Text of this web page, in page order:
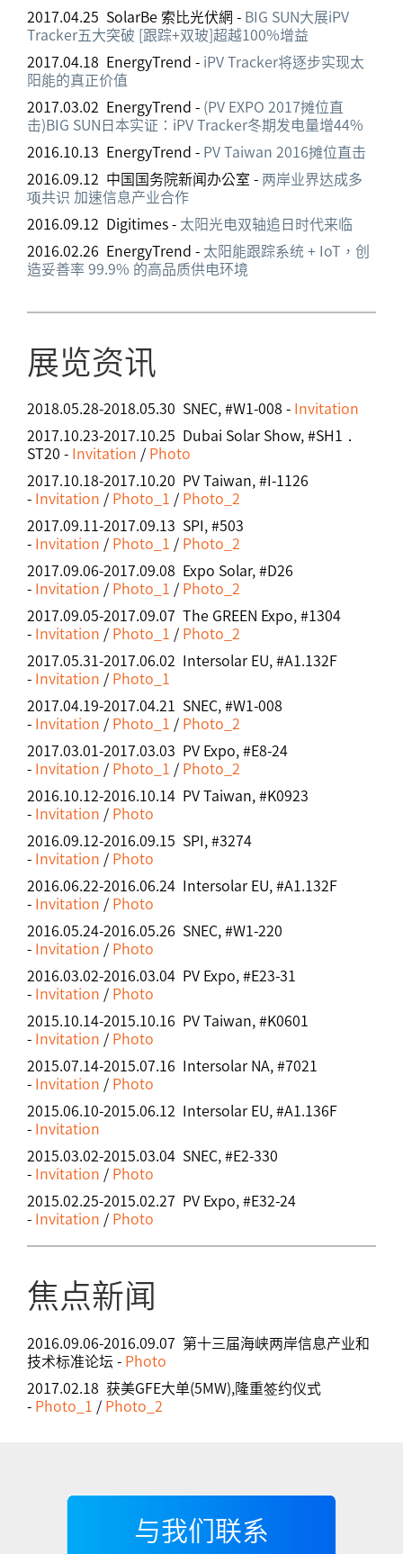
2017.04.25 SolarBe 索比光伏網 - BIG SUN大展iPV
Tracker五大突破 [跟踪+双玻]超越100%增益
2017.04.18 EnergyTrend - iPV Tracker将逐步实现太
阳能的真正价值
2017.03.02 EnergyTrend - (PV EXPO 2017摊位直
击)BIG SUN日本实证：iPV Tracker冬期发电量增44%
2016.10.13 EnergyTrend - PV Taiwan 2016摊位直击
2016.09.12 中国国务院新闻办公室 - 两岸业界达成多
项共识 加速信息产业合作
2016.09.12 Digitimes - 太阳光电双轴追日时代来临
2016.02.26 EnergyTrend - 太阳能跟踪系统 + IoT，创
造妥善率 99.9% 的高品质供电环境
展览资讯
2018.05.28-2018.05.30 SNEC, #W1-008 - Invitation
2017.10.23-2017.10.25 Dubai Solar Show, #SH1．
ST20 - Invitation / Photo
2017.10.18-2017.10.20 PV Taiwan, #I-1126
- Invitation / Photo_1 / Photo_2
2017.09.11-2017.09.13 SPI, #503
- Invitation / Photo_1 / Photo_2
2017.09.06-2017.09.08 Expo Solar, #D26
- Invitation / Photo_1 / Photo_2
2017.09.05-2017.09.07 The GREEN Expo, #1304
- Invitation / Photo_1 / Photo_2
2017.05.31-2017.06.02 Intersolar EU, #A1.132F
- Invitation / Photo_1
2017.04.19-2017.04.21 SNEC, #W1-008
- Invitation / Photo_1 / Photo_2
2017.03.01-2017.03.03 PV Expo, #E8-24
- Invitation / Photo_1 / Photo_2
2016.10.12-2016.10.14 PV Taiwan, #K0923
- Invitation / Photo
2016.09.12-2016.09.15 SPI, #3274
- Invitation / Photo
2016.06.22-2016.06.24 Intersolar EU, #A1.132F
- Invitation / Photo
2016.05.24-2016.05.26 SNEC, #W1-220
- Invitation / Photo
2016.03.02-2016.03.04 PV Expo, #E23-31
- Invitation / Photo
2015.10.14-2015.10.16 PV Taiwan, #K0601
- Invitation / Photo
2015.07.14-2015.07.16 Intersolar NA, #7021
- Invitation / Photo
2015.06.10-2015.06.12 Intersolar EU, #A1.136F
- Invitation
2015.03.02-2015.03.04 SNEC, #E2-330
- Invitation / Photo
2015.02.25-2015.02.27 PV Expo, #E32-24
- Invitation / Photo
焦点新闻
2016.09.06-2016.09.07 第十三届海峡两岸信息产业和
技术标准论坛 - Photo
2017.02.18 获美GFE大单(5MW),隆重签约仪式
- Photo_1 / Photo_2
与我们联系